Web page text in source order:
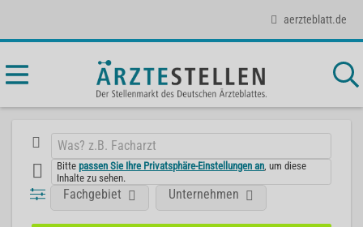
aerzteblatt.de
Bittepassen Sie Ihre Privatsphäre-Einstellungen an , um diese
Inhalte zu sehen.
Fachgebiet Unternehmen